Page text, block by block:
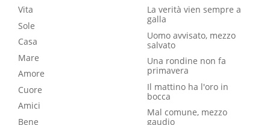
Vita
Sole
Casa
Mare
Amore
Cuore
Amici
Bene
La verità vien sempre a
galla
Uomo avvisato, mezzo
salvato
Una rondine non fa
primavera
Il mattino ha l'oro in
bocca
Mal comune, mezzo
gaudio